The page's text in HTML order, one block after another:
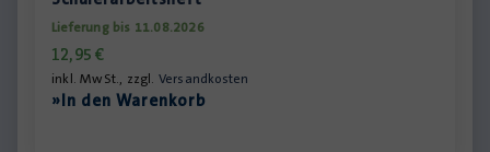
Lieferung bis 11.08.2026
12,95€
inkl. MwSt., zzgl. Versandkosten
»In den Warenkorb